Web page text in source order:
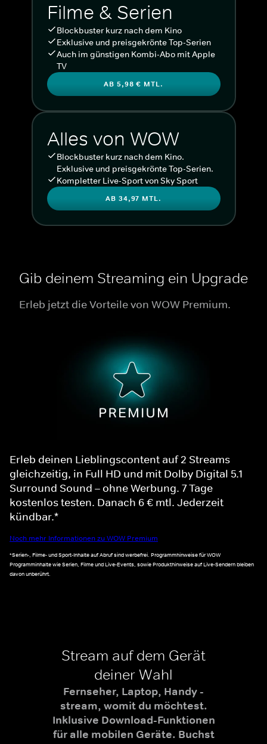
Filme & Serien
Blockbuster kurz nach dem Kino
Exklusive und preisgekrönte Top-Serien
Auch im günstigen Kombi-Abo mit Apple
TV
AB 5,98 € MTL.
Alles von WOW
Blockbuster kurz nach dem Kino.
Exklusive und preisgekrönte Top-Serien.
Kompletter Live-Sport von Sky Sport
AB 34,97 MTL.
Gib deinem Streaming ein Upgrade
Erleb jetzt die Vorteile von WOW Premium.
Erleb deinen Lieblingscontent auf 2 Streams
gleichzeitig, in Full HD und mit Dolby Digital 5.1
Surround Sound – ohne Werbung. 7 Tage
kostenlos testen. Danach 6 € mtl. Jederzeit
kündbar.*
Noch mehr Informationen zu WOW Premium
*Serien-, Filme- und Sport-Inhalte auf Abruf sind werbefrei. Programmhinweise für WOW
Programminhalte wie Serien, Filme und Live-Events, sowie Produkthinweise auf Live-Sendern bleiben
davon unberührt.
Stream auf dem Gerät
deiner Wahl
Fernseher, Laptop, Handy -
stream, womit du möchtest.
Inklusive Download-Funktionen
für alle mobilen Geräte. Buchst